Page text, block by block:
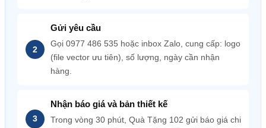
Gửi yêu cầu
Gọi 0977 486 535 hoặc inbox Zalo, cung cấp: logo
(file vector ưu tiên), số lượng, ngày cần nhận
hàng.
Nhận báo giá và bản thiết kế
Trong vòng 30 phút, Quà Tặng 102 gửi báo giá chi